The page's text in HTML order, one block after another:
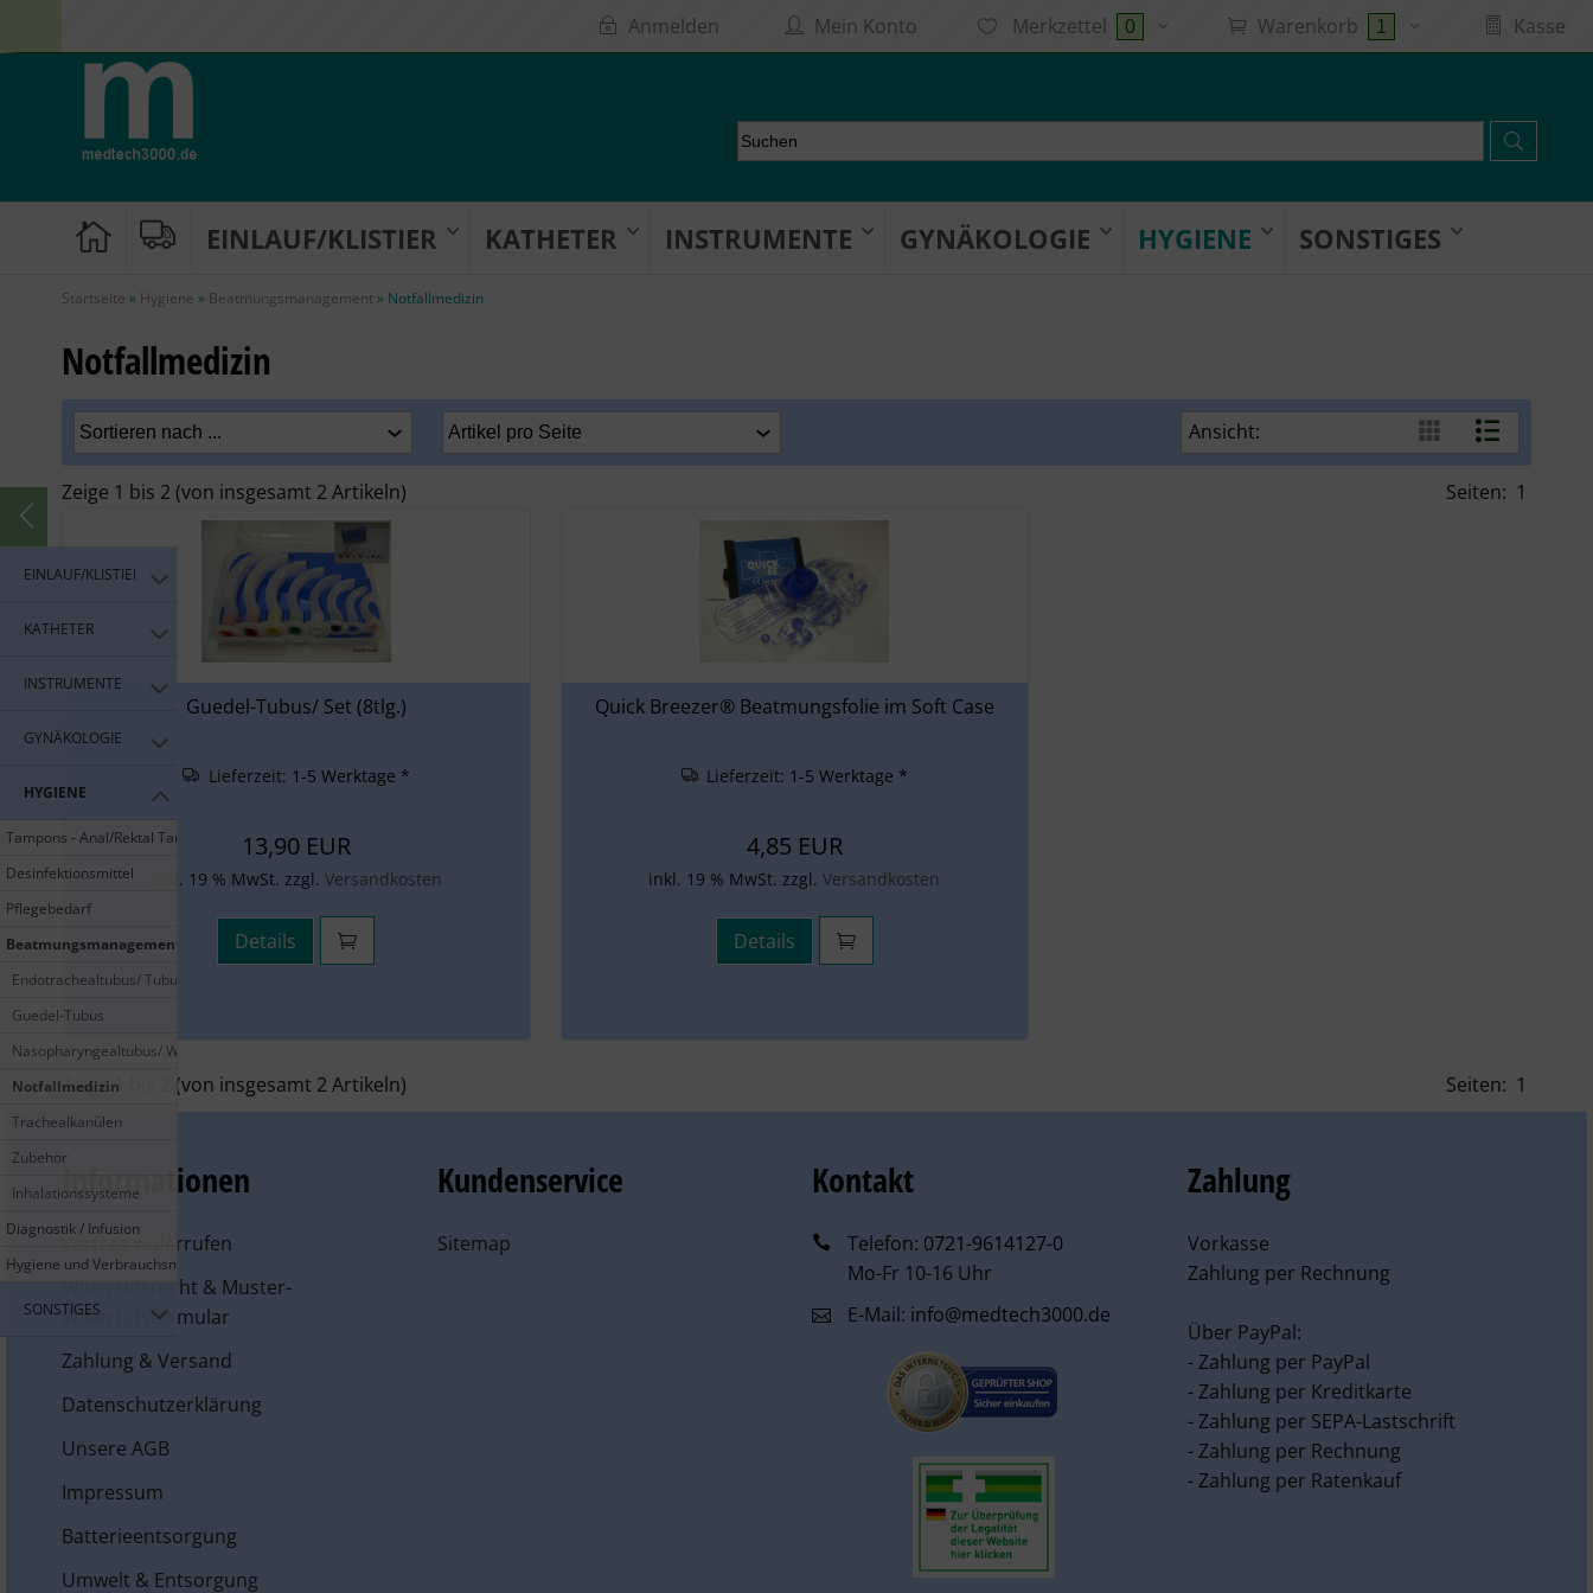
Anmelden Mein Konto Merkzettel 0 Warenkorb 1 Kasse
EINLAUF/KLISTIER KATHETER INSTRUMENTE GYNÄKOLOGIE HYGIENE SONSTIGES
EINLAUF/KLISTIER
KATHETER
INSTRUMENTE
GYNÄKOLOGIE
HYGIENE
Tampons - Anal/Rektal Tampons
Desinfektionsmittel
Pflegebedarf
Beatmungsmanagement
Endotrachealtubus/ Tubus
Guedel-Tubus
Nasopharyngealtubus/ Wendl-Tubus
Notfallmedizin
Trachealkanülen
Zubehör
Inhalationssysteme
Diagnostik / Infusion
Hygiene und Verbrauchsmaterial
SONSTIGES
Startseite » Hygiene » Beatmungsmanagement » Notfallmedizin
Notfallmedizin
Ansicht:
Zeige 1 bis 2 (von insgesamt 2 Artikeln) Seiten: 1
Guedel-Tubus/ Set (8tlg.)
Lieferzeit: 1-5 Werktage *
13,90 EUR
inkl. 19 % MwSt. zzgl. Versandkosten
Details
Quick Breezer® Beatmungsfolie im Soft Case
Lieferzeit: 1-5 Werktage *
4,85 EUR
inkl. 19 % MwSt. zzgl.Versandkosten
Details
Zeige1 (von insgesamt 2 Artikeln) Seiten: 1
Informationen
Vertrag widerrufen
Widerrufsrecht & Muster-
Widerrufsformular
Zahlung & Versand
Datenschutzerklärung
Unsere AGB
Impressum
Batterieentsorgung
Umwelt & Entsorgung
Kundenservice
Sitemap
Kontakt
Telefon: 0721-9614127-0
Mo-Fr 10-16 Uhr
E-Mail: info@medtech3000.de
Zahlung
Vorkasse
Zahlung per Rechnung
Über PayPal:
- Zahlung per PayPal
- Zahlung per Kreditkarte
- Zahlung per SEPA-Lastschrift
- Zahlung per Rechnung
- Zahlung per Ratenkauf